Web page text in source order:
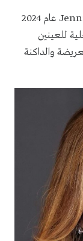
كما حافظت الجميلة جينيفر لوبيز Jennifer Lopez عام 2024
للعينين
والداكنة